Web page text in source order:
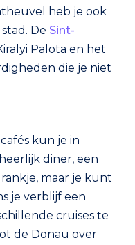
heb je ook
De Sint-
Palota en het
die je niet
kun je in
diner, een
maar je kunt
je verblijf een
cruises te
de Donau over